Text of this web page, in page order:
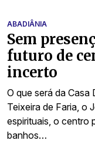
ABADIÂNIA
Sem
futuro de
incerto
O que será da
Teixeira de Faria, o
espirituais, o centro
banhos…